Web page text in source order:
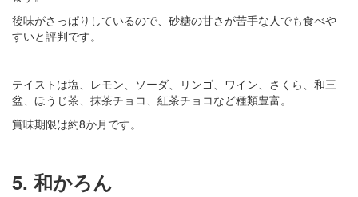
後味がさっぱりしているので、砂糖の甘さが苦手な人でも食べや
すいと評判です。
テイストは塩、レモン、ソーダ、リンゴ、ワイン、さくら、和三
盆、ほうじ茶、抹茶チョコ、紅茶チョコなど種類豊富。
賞味期限は約8か月です。
5. 和かろん